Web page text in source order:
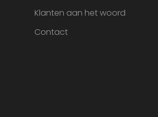
Klanten aan het woord
Contact